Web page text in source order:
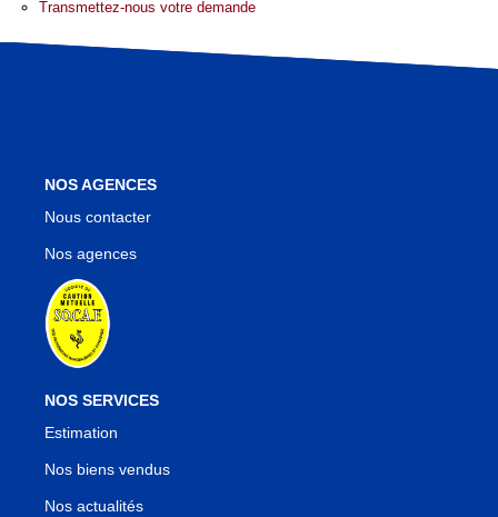
Transmettez-nous votre demande
NOS AGENCES
Nous contacter
Nos agences
NOS SERVICES
Estimation
Nos biens vendus
Nos actualités